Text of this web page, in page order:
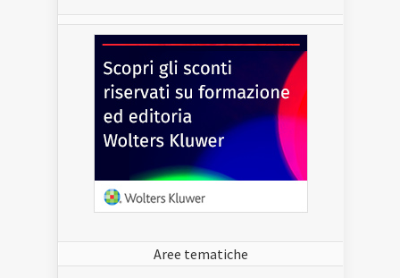
Aree tematiche